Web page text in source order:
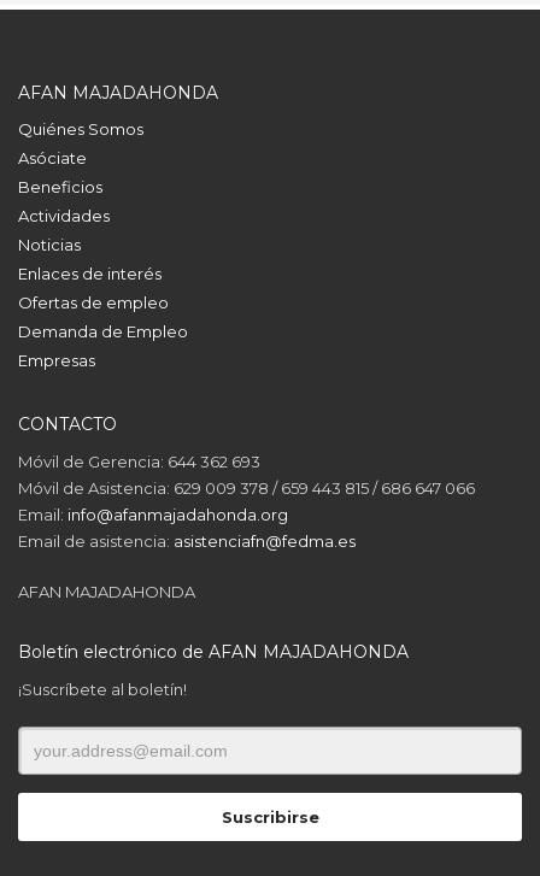
AFAN MAJADAHONDA
Quiénes Somos
Asóciate
Beneficios
Actividades
Noticias
Enlaces de interés
Ofertas de empleo
Demanda de Empleo
Empresas
CONTACTO
Móvil de Gerencia: 644 362 693
Móvil de Asistencia: 629 009 378 / 659 443 815 / 686 647 066
Email: info@afanmajadahonda.org
Email de asistencia: asistenciafn@fedma.es
AFAN MAJADAHONDA
Boletín electrónico de AFAN MAJADAHONDA
¡Suscríbete al boletín!